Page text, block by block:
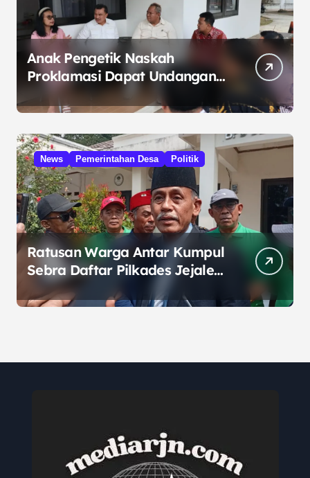
Anak Pengetik Naskah
Proklamasi Dapat Undangan
HUT RI dari Presiden
Prabowo
News Pemerintahan Desa Politik
Ratusan Warga Antar Kumpul
Sebra Daftar Pilkades Jejalen
Jaya, Serukan Pemilu Damai